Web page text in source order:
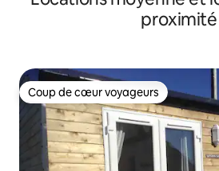
proximité
Coup de cœur voyageurs
Coup de cœur voyageurs